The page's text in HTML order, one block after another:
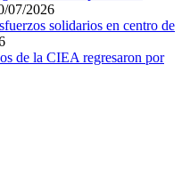
07/2026
solidarios en centro de
de la CIEA regresaron por